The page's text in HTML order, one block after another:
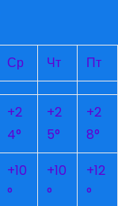
Ср Чт Пт
+2
4°
+2
5°
+2
8°
+10
°
+10
°
+12
°